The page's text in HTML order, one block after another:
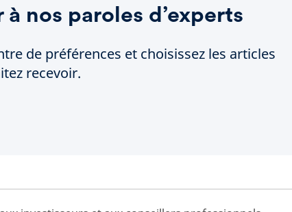
à nos paroles d’experts
de préférences et choisissez les articles
recevoir.